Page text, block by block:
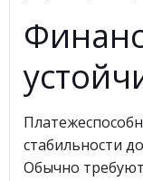
стабильности
Обычно